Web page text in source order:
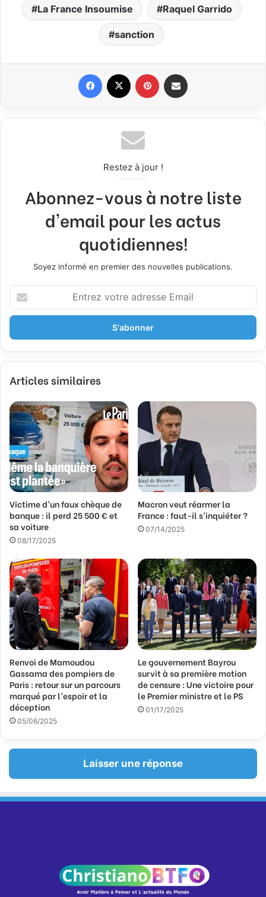
La France Insoumise Raquel Garrido
sanction
Restez à jour !
Abonnez-vous à notre liste
d'email pour les actus
quotidiennes!
Soyez informé en premier des nouvelles publications.
t
e
z
o
r
e
d
r
e
s
s
e
E
m
a
l
Articles similaires
Victime d’un faux chèque de
banque : il perd 25 500 € et
sa voiture
08/17/2025
Macron veut réarmer la
France : faut-il s’inquiéter ?
07/14/2025
Renvoi de Mamoudou
Gassama des pompiers de
Paris : retour sur un parcours
marqué par l’espoir et la
déception
05/06/2025
Le gouvernement Bayrou
survit à sa première motion
de censure : Une victoire pour
le Premier ministre et le PS
01/17/2025
Laisser une réponse